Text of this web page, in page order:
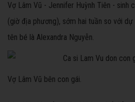
Vợ Lâm Vũ - Jennifer Huỳnh Tiên - sinh
(giờ địa phương), sớm hai tuần so với
tên bé là Alexandra Nguyễn.
Vợ Lâm Vũ bên con gái.